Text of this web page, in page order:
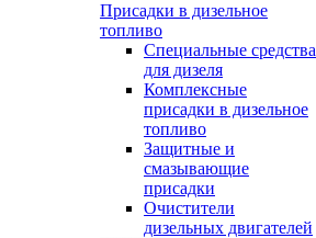
Присадки в дизельное
топливо
Спeциальные средства
для дизеля
Комплексные
присадки в дизельное
топливо
Защитные и
смазывающие
присадки
Очистители
дизельных двигателей